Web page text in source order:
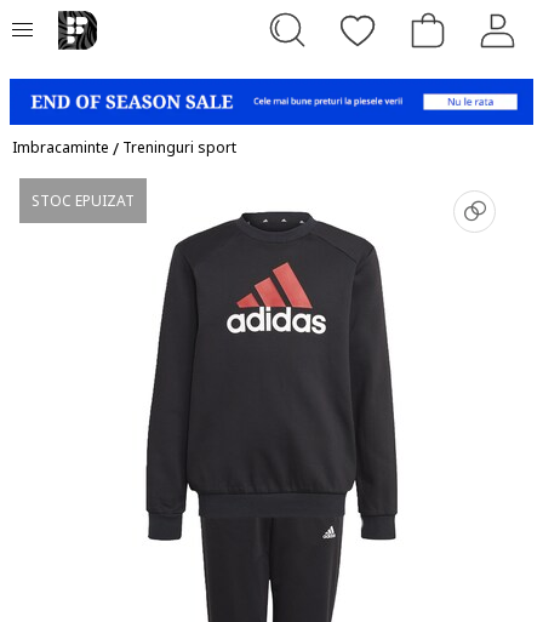
Imbracaminte / Treninguri sport
STOC EPUIZAT